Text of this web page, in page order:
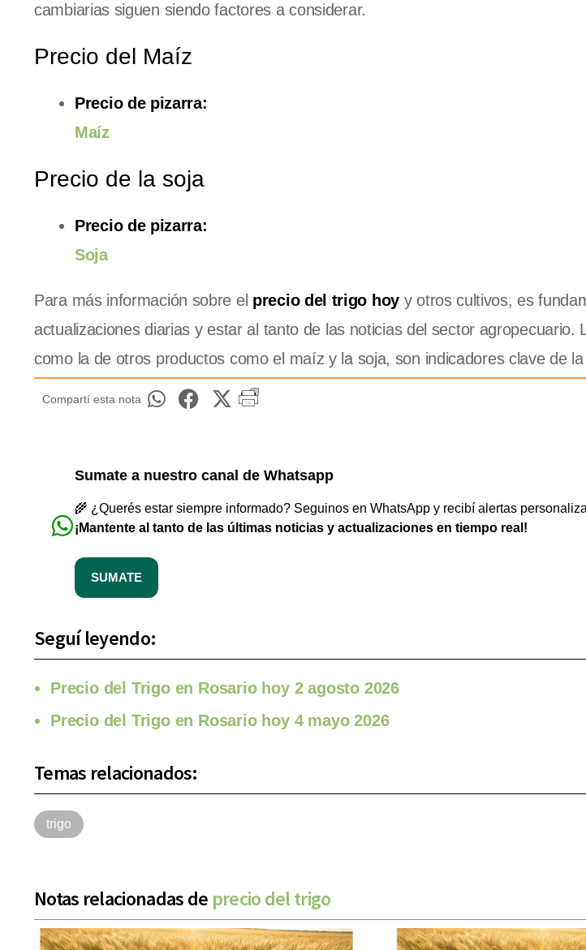
cambiarias siguen siendo factores a considerar.
Precio del Maíz
Precio de pizarra:
Maíz
Precio de la soja
Precio de pizarra:
Soja
Para más información sobre el precio del trigo hoy y otros cultivos, es
actualizaciones diarias y estar al tanto de las noticias del sector agropecuario.
como la de otros productos como el maíz y la soja, son indicadores clave de
Compartí esta nota
Sumate a nuestro canal de Whatsapp
🌾 ¿Querés estar siempre informado? Seguinos en WhatsApp y recibí alertas
¡Mantente al tanto de las últimas noticias y actualizaciones en tiempo real!
SUMATE
Seguí leyendo:
Precio del Trigo en Rosario hoy 2 agosto 2026
Precio del Trigo en Rosario hoy 4 mayo 2026
Temas relacionados:
trigo
Notas relacionadas de precio del trigo